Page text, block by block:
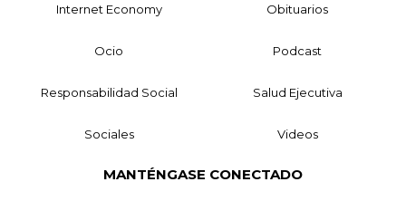
Internet Economy Obituarios
Ocio Podcast
Responsabilidad Social Salud Ejecutiva
Sociales Videos
MANTÉNGASE CONECTADO